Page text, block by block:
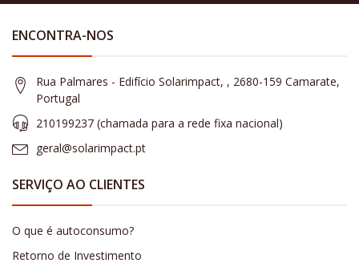
ENCONTRA-NOS
Rua Palmares - Edifício Solarimpact, , 2680-159 Camarate,
Portugal
210199237 (​chamada para a rede fixa nacional)
geral@solarimpact.pt
SERVIÇO AO CLIENTES
O que é autoconsumo?
Retorno de Investimento